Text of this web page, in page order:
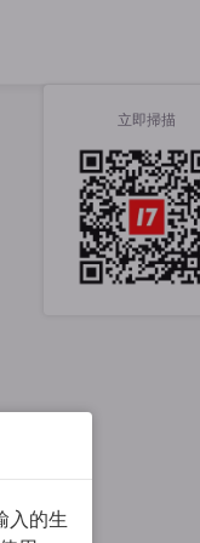
立即掃描
入的生